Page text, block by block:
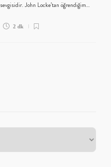
John Locke’tan öğrendiğim…
2 dk